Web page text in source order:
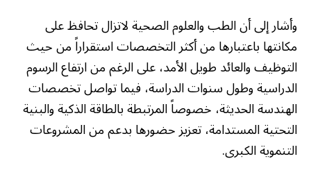
وأشار إلى أن الطب والعلوم الصحية لاتزال تحافظ على
مكانتها باعتبارها من أكثر التخصصات استقراراً من حيث
التوظيف والعائد طويل الأمد، على الرغم من ارتفاع الرسوم
الدراسية وطول سنوات الدراسة، فيما تواصل تخصصات
الهندسة الحديثة، خصوصاً المرتبطة بالطاقة الذكية والبنية
التحتية المستدامة، تعزيز حضورها بدعم من المشروعات
التنموية الكبرى.